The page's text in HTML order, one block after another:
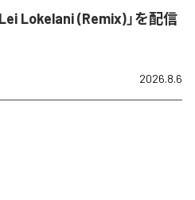
Lokelani (Remix)」を配信
2026.8.6